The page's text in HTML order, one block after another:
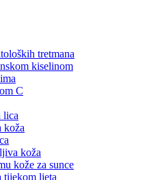
tretmana
kiselinom
C
lica
koža
koža
kože za sunce
tijekom ljeta